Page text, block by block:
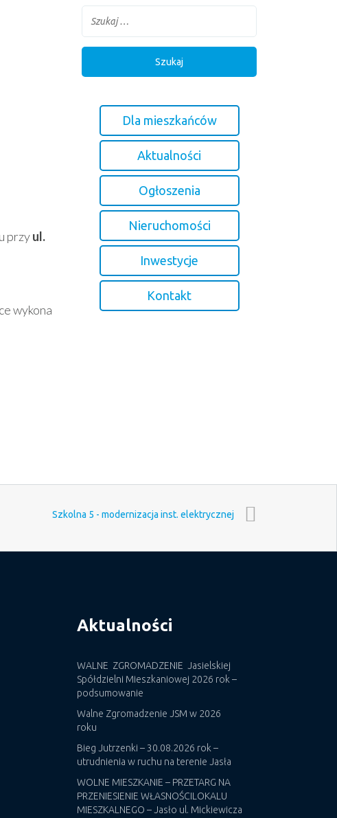
przyul.
wykona
Dla mieszkańców
Aktualności
Ogłoszenia
Nieruchomości
Inwestycje
Kontakt
Szkolna 5 - modernizacja inst. elektrycznej
Aktualności
WALNE ZGROMADZENIE Jasielskiej
Spółdzielni Mieszkaniowej 2026 rok –
podsumowanie
Walne Zgromadzenie JSM w 2026
roku
Bieg Jutrzenki – 30.08.2026 rok –
utrudnienia w ruchu na terenie Jasła
WOLNE MIESZKANIE – PRZETARG NA
PRZENIESIENIE WŁASNOŚCILOKALU
MIESZKALNEGO – Jasło ul. Mickiewicza